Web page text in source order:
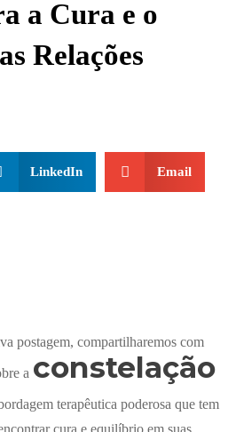
a Cura e o
Relações
LinkedIn Email
postagem, compartilharemos com
a constelação
terapêutica poderosa que tem
cura e equilíbrio em suas